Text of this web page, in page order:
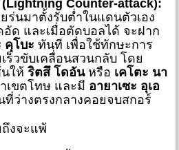
Counter-attack):
ร่นมาตั้งรับต่ำในแดนตัวเอง
ด และเมื่อตัดบอลได้ จะฝาก
คุโบะ ทันที เพื่อใช้ทักษะการ
ร็วขับเคลื่อนสวนกลับ โดย
ให้ ริตสึ โดอัน หรือ เคโตะ นา
เขตโทษ และมี อายาเซะ อุเอ
ว่างตรงกลางคอยจบสกอร์
งจะแพ้